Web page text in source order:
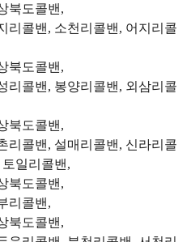
북도콜밴,
리콜밴, 소천리콜밴, 어지리콜
북도콜밴,
리콜밴, 봉양리콜밴, 외삼리콜
북도콜밴,
리콜밴, 설매리콜밴, 신라리콜
일리콜밴,
북도콜밴,
리콜밴,
북도콜밴,